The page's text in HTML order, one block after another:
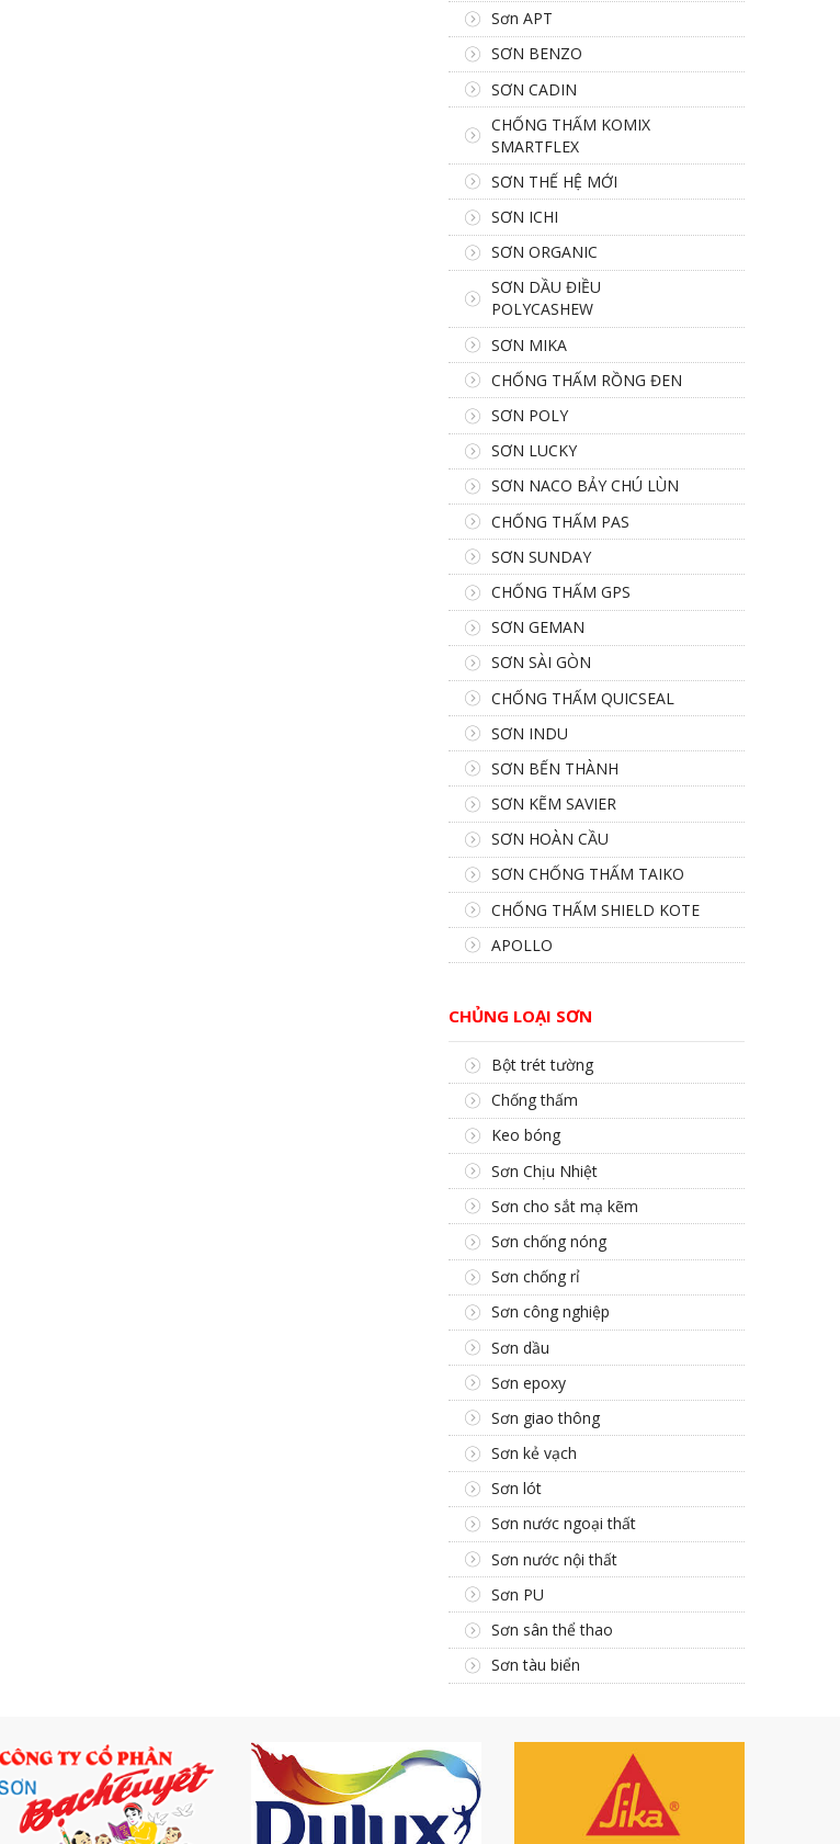
Sơn APT
SƠN BENZO
SƠN CADIN
CHỐNG THẤM KOMIX
SMARTFLEX
SƠN THẾ HỆ MỚI
SƠN ICHI
SƠN ORGANIC
SƠN DẦU ĐIỀU
POLYCASHEW
SƠN MIKA
CHỐNG THẤM RỒNG ĐEN
SƠN POLY
SƠN LUCKY
SƠN NACO BẢY CHÚ LÙN
CHỐNG THẤM PAS
SƠN SUNDAY
CHỐNG THẤM GPS
SƠN GEMAN
SƠN SÀI GÒN
CHỐNG THẤM QUICSEAL
SƠN INDU
SƠN BẾN THÀNH
SƠN KẼM SAVIER
SƠN HOÀN CẦU
SƠN CHỐNG THẤM TAIKO
CHỐNG THẤM SHIELD KOTE
APOLLO
CHỦNG LOẠI SƠN
Bột trét tường
Chống thấm
Keo bóng
Sơn Chịu Nhiệt
Sơn cho sắt mạ kẽm
Sơn chống nóng
Sơn chống rỉ
Sơn công nghiệp
Sơn dầu
Sơn epoxy
Sơn giao thông
Sơn kẻ vạch
Sơn lót
Sơn nước ngoại thất
Sơn nước nội thất
Sơn PU
Sơn sân thể thao
Sơn tàu biển